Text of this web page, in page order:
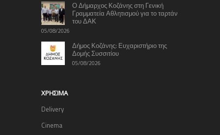
Ο Δήμαρχος Κοζάνης στη Γενική
Γραμματεία Αθλητισμού για το ταρτάν
του ΔΑΚ
05/08/2026
Δήμος Κοζάνης: Ευχαριστήριο της
Δομής Συσσιτίου
05/08/2026
ΧΡΉΣΙΜΑ
Delivery
Cinema